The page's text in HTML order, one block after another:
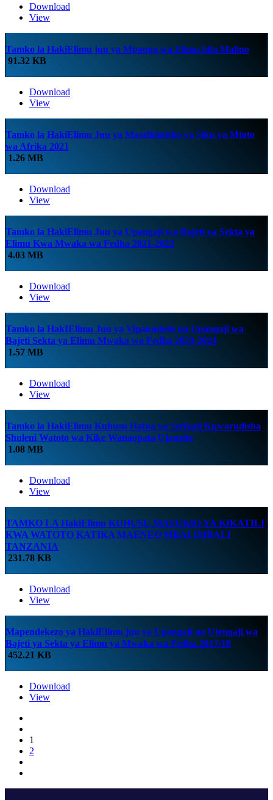
Download
View
Tamko la HakiElimu juu ya Mpango wa Elimu bila Malipo
91.32 KB
Download
View
Tamko la HakiElimu Juu ya Maadhimisho ya Siku ya Mtoto
wa Afrika 2021
1.26 MB
Download
View
Tamko la HakiElimu Juu ya Upangaji wa Bajeti ya Sekta ya
Elimu Kwa Mwaka wa Fedha 2021-2022
4.03 MB
Download
View
Tamko la HakIElimu Juu ya Vipaumbele na Upangaji wa
Bajeti Sekta ya Elimu Mwaka wa Fedha 2023-2024
1.57 MB
Download
View
Tamko la HakiElimu Kuhusu Hatua ya Serikali Kuwarudisha
Shuleni Watoto wa Kike Wanaopata Ujauzito
1.08 MB
Download
View
TAMKO LA HakiElimu KUHUSU MATUKIO YA KIKATILI
KWA WATOTO KATIKA MAENEO MBALIMBALI
TANZANIA
231.78 KB
Download
View
Mapendekezo ya HakiElimu juu ya Upangaji na Utengaji wa
Bajeti ya Sekta ya Elimu ya Mwaka wa Fedha 2017/18
452.21 KB
Download
View
1
2